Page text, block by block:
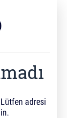
adresi